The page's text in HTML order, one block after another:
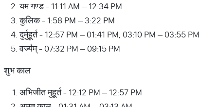
यम गण्ड - 11:11 AM – 12:34 PM
कुलिक - 1:58 PM – 3:22 PM
दुर्मुहूर्त - 12:57 PM – 01:41 PM, 03:10 PM – 03:55 PM
वर्ज्यम् - 07:32 PM – 09:15 PM
शुभ काल
अभिजीत मुहूर्त - 12:12 PM – 12:57 PM